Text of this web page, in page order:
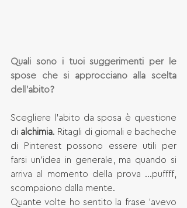
Quali sono i tuoi suggerimenti per le
spose che si approcciano alla scelta
dell’abito?
Scegliere l'abito da sposa è questione
di alchimia. Ritagli di giornali e bacheche
di Pinterest possono essere utili per
farsi un'idea in generale, ma quando si
arriva al momento della prova ...puffff,
scompaiono dalla mente.
Quante volte ho sentito la frase 'avevo